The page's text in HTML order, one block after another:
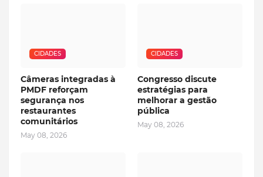
CIDADES
Câmeras integradas à
PMDF reforçam
segurança nos
restaurantes
comunitários
May 08, 2026
CIDADES
Congresso discute
estratégias para
melhorar a gestão
pública
May 08, 2026